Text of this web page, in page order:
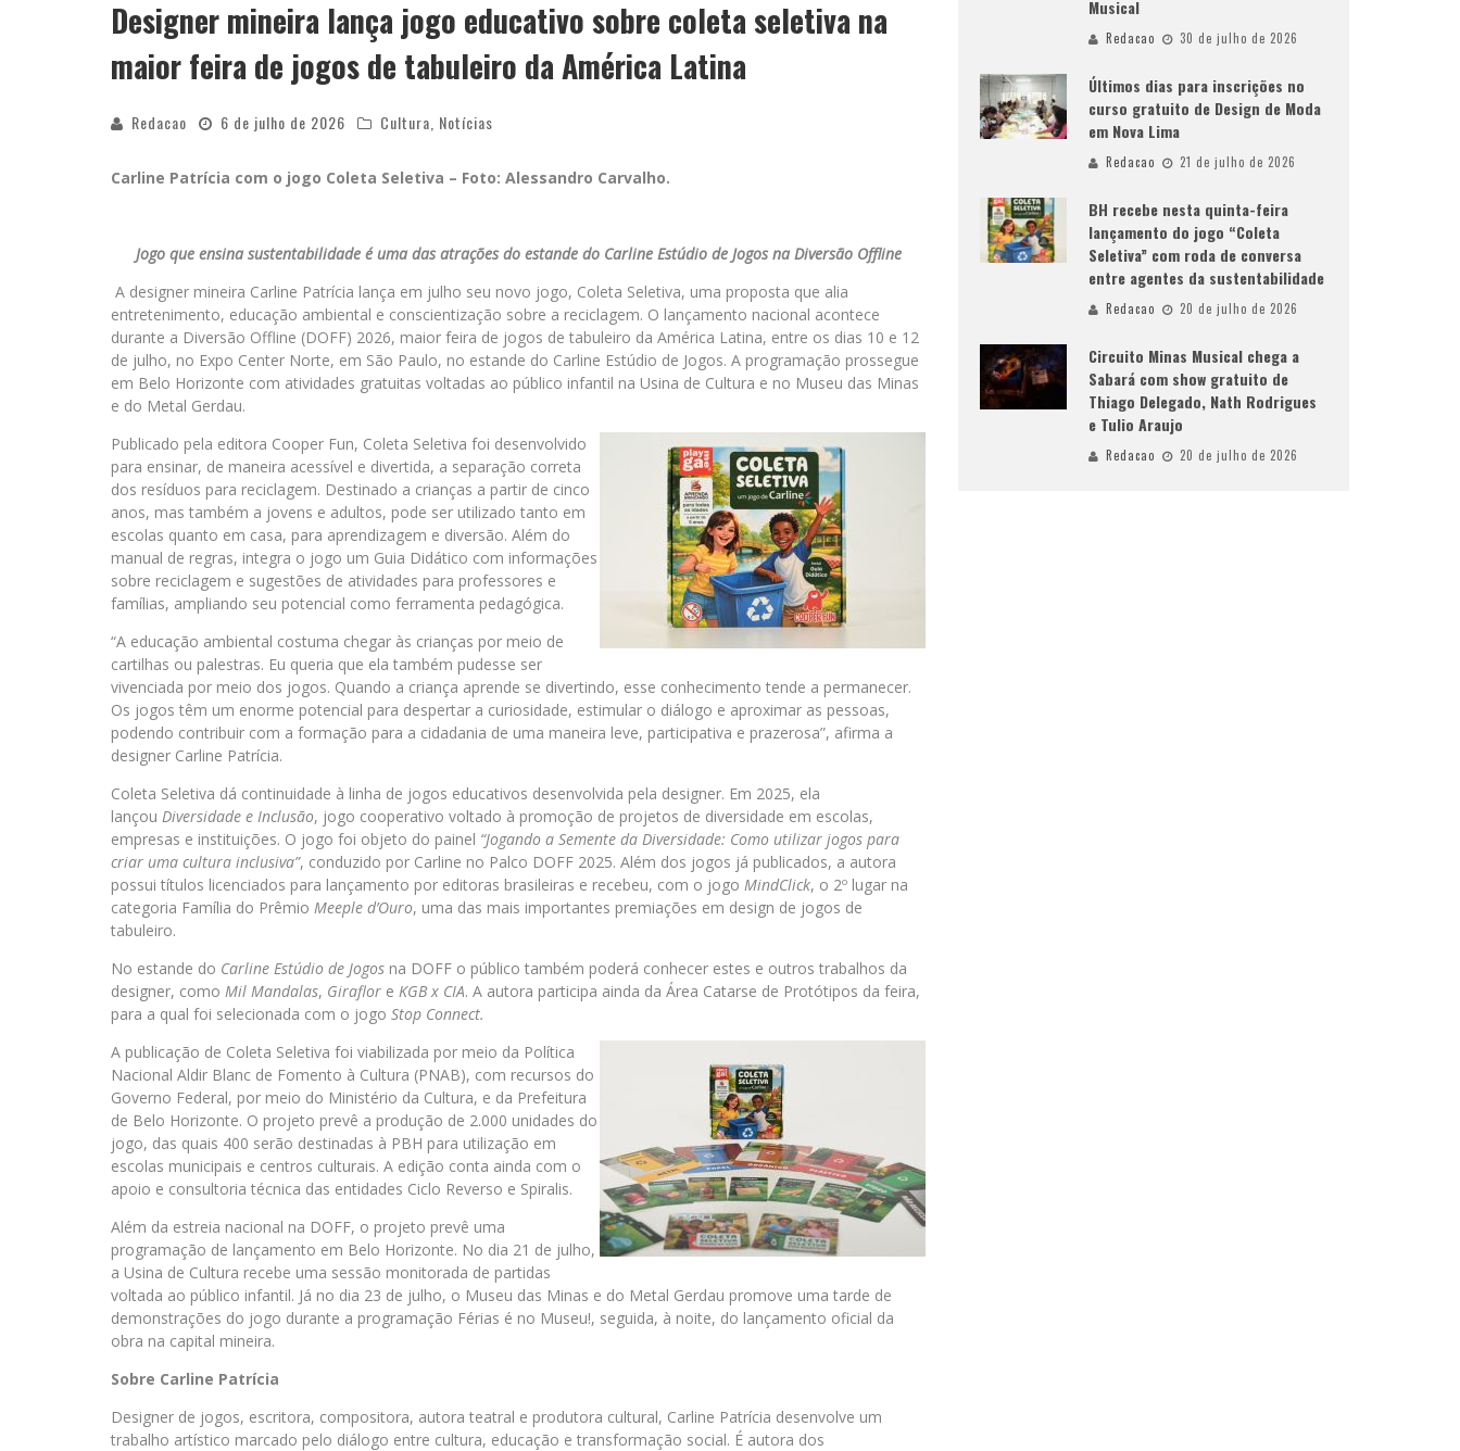
Designer mineira lança jogo educativo sobre coleta seletiva na
maior feira de jogos de tabuleiro da América Latina
Redacao 6 de julho de 2026 Cultura Notícias
Carline Patrícia com o jogo Coleta Seletiva – Foto: Alessandro Carvalho.
Jogo que ensina sustentabilidade é uma das atrações do estande do Carline Estúdio de Jogos na Diversão Offline
A designer mineira Carline Patrícia lança em julho seu novo jogo, Coleta Seletiva, uma proposta que alia
entretenimento, educação ambiental e conscientização sobre a reciclagem. O lançamento nacional acontece
durante a Diversão Offline (DOFF) 2026, maior feira de jogos de tabuleiro da América Latina, entre os dias 10 e 12
de julho, no Expo Center Norte, em São Paulo, no estande do Carline Estúdio de Jogos. A programação prossegue
em Belo Horizonte com atividades gratuitas voltadas ao público infantil na Usina de Cultura e no Museu das Minas
e do Metal Gerdau.
Publicado pela editora Cooper Fun, Coleta Seletiva foi desenvolvido
para ensinar, de maneira acessível e divertida, a separação correta
dos resíduos para reciclagem. Destinado a crianças a partir de cinco
anos, mas também a jovens e adultos, pode ser utilizado tanto em
escolas quanto em casa, para aprendizagem e diversão. Além do
manual de regras, integra o jogo um Guia Didático com informações
sobre reciclagem e sugestões de atividades para professores e
famílias, ampliando seu potencial como ferramenta pedagógica.
“A educação ambiental costuma chegar às crianças por meio de
cartilhas ou palestras. Eu queria que ela também pudesse ser
vivenciada por meio dos jogos. Quando a criança aprende se divertindo, esse conhecimento tende a permanecer.
Os jogos têm um enorme potencial para despertar a curiosidade, estimular o diálogo e aproximar as pessoas,
podendo contribuir com a formação para a cidadania de uma maneira leve, participativa e prazerosa”, afirma a
designer Carline Patrícia.
Coleta Seletiva dá continuidade à linha de jogos educativos desenvolvida pela designer. Em 2025, ela
lançou Diversidade e Inclusão, jogo cooperativo voltado à promoção de projetos de diversidade em escolas,
empresas e instituições. O jogo foi objeto do painel “Jogando a Semente da Diversidade: Como utilizar jogos para
criar uma cultura inclusiva”, conduzido por Carline no Palco DOFF 2025. Além dos jogos já publicados, a autora
possui títulos licenciados para lançamento por editoras brasileiras e recebeu, com o jogo MindClick, o 2º lugar na
categoria Família do Prêmio Meeple d’Ouro, uma das mais importantes premiações em design de jogos de
tabuleiro.
No estande do Carline Estúdio de Jogos na DOFF o público também poderá conhecer estes e outros trabalhos da
designer, como Mil Mandalas, Giraflor e KGB x CIA. A autora participa ainda da Área Catarse de Protótipos da feira,
para a qual foi selecionada com o jogo Stop Connect.
A publicação de Coleta Seletiva foi viabilizada por meio da Política
Nacional Aldir Blanc de Fomento à Cultura (PNAB), com recursos do
Governo Federal, por meio do Ministério da Cultura, e da Prefeitura
de Belo Horizonte. O projeto prevê a produção de 2.000 unidades do
jogo, das quais 400 serão destinadas à PBH para utilização em
escolas municipais e centros culturais. A edição conta ainda com o
apoio e consultoria técnica das entidades Ciclo Reverso e Spiralis.
Além da estreia nacional na DOFF, o projeto prevê uma
programação de lançamento em Belo Horizonte. No dia 21 de julho,
a Usina de Cultura recebe uma sessão monitorada de partidas
voltada ao público infantil. Já no dia 23 de julho, o Museu das Minas e do Metal Gerdau promove uma tarde de
demonstrações do jogo durante a programação Férias é no Museu!, seguida, à noite, do lançamento oficial da
obra na capital mineira.
Sobre Carline Patrícia
Designer de jogos, escritora, compositora, autora teatral e produtora cultural, Carline Patrícia desenvolve um
trabalho artístico marcado pelo diálogo entre cultura, educação e transformação social. É autora dos
Musical
Redacao 30 de julho de 2026
Últimos dias para inscrições no
curso gratuito de Design de Moda
em Nova Lima
Redacao 21 de julho de 2026
BH recebe nesta quinta-feira
lançamento do jogo “Coleta
Seletiva” com roda de conversa
entre agentes da sustentabilidade
Redacao 20 de julho de 2026
Circuito Minas Musical chega a
Sabará com show gratuito de
Thiago Delegado, Nath Rodrigues
e Tulio Araujo
Redacao 20 de julho de 2026